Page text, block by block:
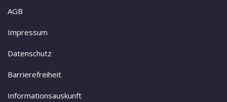
AGB
Impressum
Datenschutz
Barrierefreiheit
Informationsauskunft